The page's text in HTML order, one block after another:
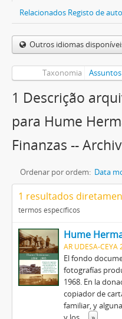
Relacionados Registo de
Outros idiomas
Taxonomia Assuntos
1 Descrição
para Hume
Finanzas --
Ordenar por ordem: Data
1 resultados
termos específicos
Hume
AR UDESA-CEYA
El fondo
fotografías
1968. En la
copiador de
familiar, y